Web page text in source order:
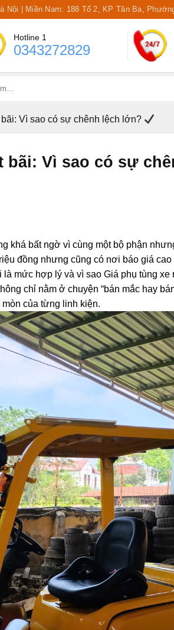
| Miền Nam: 188 Tổ 2, KP Tân Ba,
Hotline 1
0343272829
Vì sao có sự chênh lệch lớn?
bãi: Vì sao có sự
khá bất ngờ vì cùng một bộ phận
đồng nhưng cũng có nơi báo giá
mức hợp lý và vì sao Giá phụ tùng xe
chỉ nằm ở chuyện “bán mắc hay
của từng linh kiện.